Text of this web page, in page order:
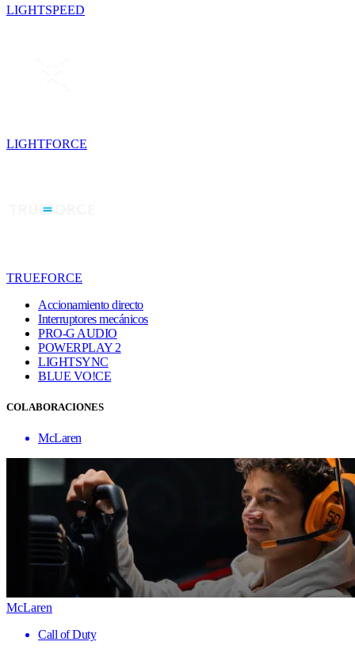
LIGHTSPEED
LIGHTFORCE
TRUEFORCE
Accionamiento directo
Interruptores mecánicos
PRO-G AUDIO
POWERPLAY 2
LIGHTSYNC
BLUE VO!CE
COLABORACIONES
McLaren
McLaren
Call of Duty